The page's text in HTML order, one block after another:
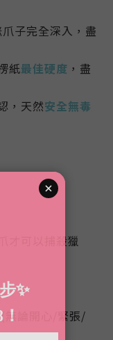
爪子完全深入，盡
紙最佳硬度 ，盡
，天然安全無毒
才可以捕殺獵
無論開心/緊張/